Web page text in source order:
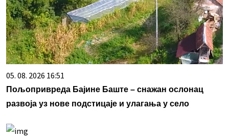
05. 08. 2026 16:51
Пољопривреда Бајине Баште – снажан ослонац
развоја уз нове подстицаје и улагања у село